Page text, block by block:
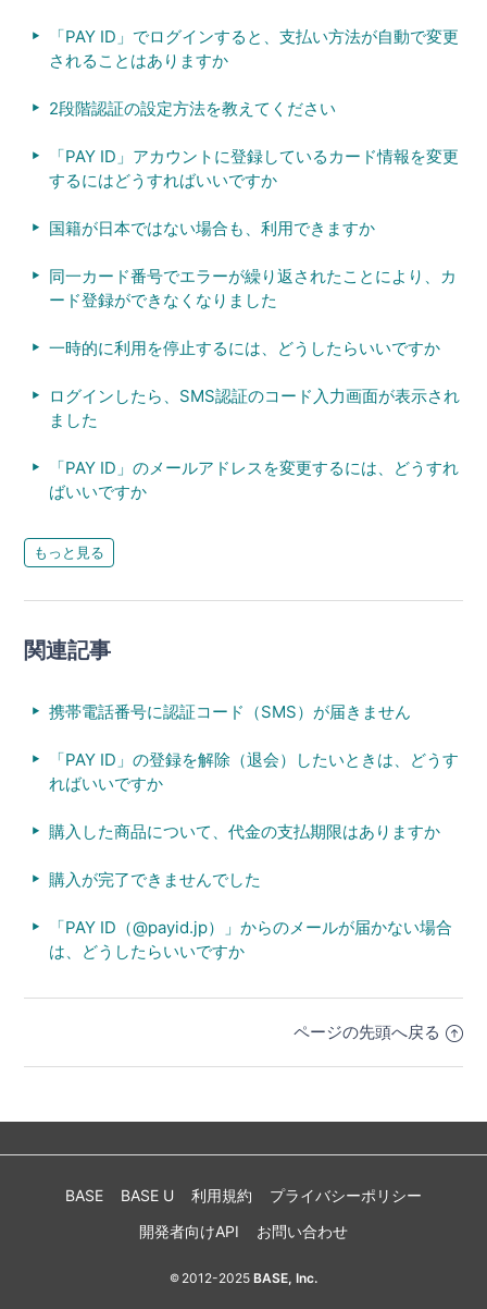
「PAY ID」でログインすると、支払い方法が自動で変更
されることはありますか
2段階認証の設定方法を教えてください
「PAY ID」アカウントに登録しているカード情報を変更
するにはどうすればいいですか
国籍が日本ではない場合も、利用できますか
同一カード番号でエラーが繰り返されたことにより、カ
ード登録ができなくなりました
一時的に利用を停止するには、どうしたらいいですか
ログインしたら、SMS認証のコード入力画面が表示され
ました
「PAY ID」のメールアドレスを変更するには、どうすれ
ばいいですか
もっと見る
関連記事
携帯電話番号に認証コード（SMS）が届きません
「PAY ID」の登録を解除（退会）したいときは、どうす
ればいいですか
購入した商品について、代金の支払期限はありますか
購入が完了できませんでした
「PAY ID（@payid.jp）」からのメールが届かない場合
は、どうしたらいいですか
ページの先頭へ戻る
BASE BASE U 利用規約
プライバシーポリシー
開発者向けAPI
お問い合わせ
© 2012-2025BASE, Inc.